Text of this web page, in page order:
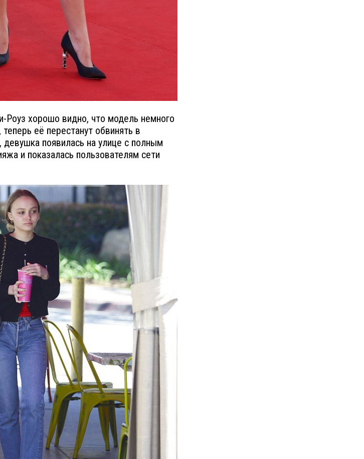
хорошо видно, что модель немного
её перестанут обвинять в
появилась на улице с полным
и показалась пользователям сети